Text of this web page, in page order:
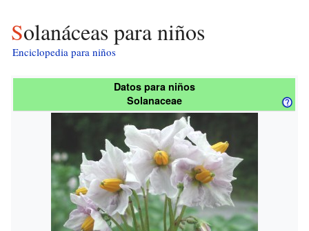
Solanáceas para niños
Enciclopedia para niños
Datos para niños
Solanaceae